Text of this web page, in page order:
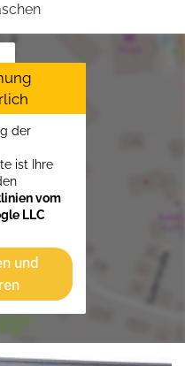
der
ist Ihre
vom
LLC
und